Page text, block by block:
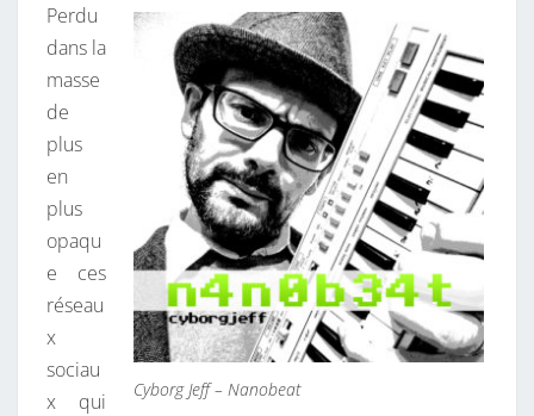
E
T
I
T
C
A
D
E
A
U
P
O
Cyborg Jeff – Nanobeat
Perdu
dans la
masse
de
plus
en
plus
opaqu
e ces
réseau
x
sociau
x qui